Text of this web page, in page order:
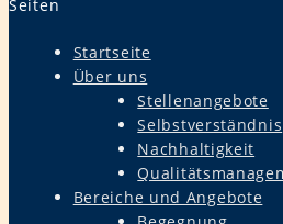
Seiten
Startseite
Über uns
Stellenangebote
Selbstverständnis
Nachhaltigkeit
Bereiche und Angebote